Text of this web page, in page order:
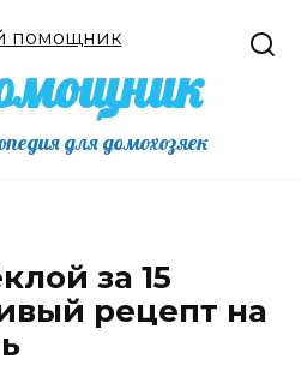
для домохозяек
за 15
рецепт на